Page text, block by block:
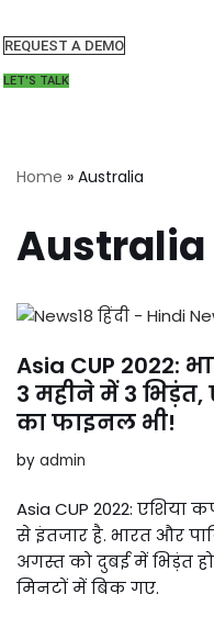
REQUEST A DEMO​
LET'S TALK
Home » Australia
Australia
Asia CUP 2022:
3 महीने में 3 भिड़ंत,
का फाइनल भी!
by admin
Asia CUP 2022: एशिया
से इंतजार है. भारत और
अगस्त को दुबई में भिड़ंत
मिनटों में बिक गए.